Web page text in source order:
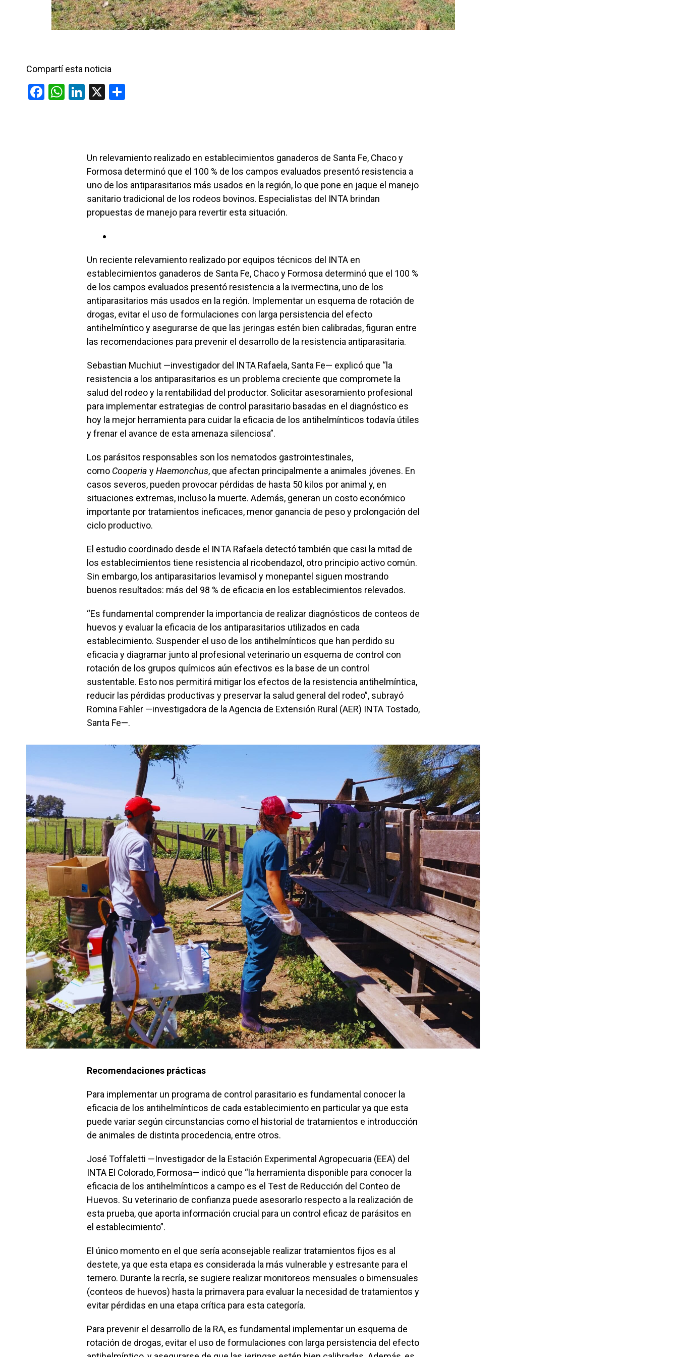
Compartí esta noticia
F
W Li
n
X
ar
tir
Un relevamiento realizado en establecimientos ganaderos de Santa Fe, Chaco y
Formosa determinó que el 100 % de los campos evaluados presentó resistencia a
uno de los antiparasitarios más usados en la región, lo que pone en jaque el manejo
sanitario tradicional de los rodeos bovinos. Especialistas del INTA brindan
propuestas de manejo para revertir esta situación.
Un reciente relevamiento realizado por equipos técnicos del INTA en
establecimientos ganaderos de Santa Fe, Chaco y Formosa determinó que el 100 %
de los campos evaluados presentó resistencia a la ivermectina, uno de los
antiparasitarios más usados en la región. Implementar un esquema de rotación de
drogas, evitar el uso de formulaciones con larga persistencia del efecto
antihelmíntico y asegurarse de que las jeringas estén bien calibradas, figuran entre
las recomendaciones para prevenir el desarrollo de la resistencia antiparasitaria.
Sebastian Muchiut —investigador del INTA Rafaela, Santa Fe— explicó que “la
resistencia a los antiparasitarios es un problema creciente que compromete la
salud del rodeo y la rentabilidad del productor. Solicitar asesoramiento profesional
para implementar estrategias de control parasitario basadas en el diagnóstico es
hoy la mejor herramienta para cuidar la eficacia de los antihelmínticos todavía útiles
y frenar el avance de esta amenaza silenciosa”.
Los parásitos responsables son los nematodos gastrointestinales,
como Cooperia yHaemonchus, que afectan principalmente a animales jóvenes. En
casos severos, pueden provocar pérdidas de hasta 50 kilos por animal y, en
situaciones extremas, incluso la muerte. Además, generan un costo económico
importante por tratamientos ineficaces, menor ganancia de peso y prolongación del
ciclo productivo.
El estudio coordinado desde el INTA Rafaela detectó también que casi la mitad de
los establecimientos tiene resistencia al ricobendazol, otro principio activo común.
Sin embargo, los antiparasitarios levamisol y monepantel siguen mostrando
buenos resultados: más del 98 % de eficacia en los establecimientos relevados.
“Es fundamental comprender la importancia de realizar diagnósticos de conteos de
huevos y evaluar la eficacia de los antiparasitarios utilizados en cada
establecimiento. Suspender el uso de los antihelmínticos que han perdido su
eficacia y diagramar junto al profesional veterinario un esquema de control con
rotación de los grupos químicos aún efectivos es la base de un control
sustentable. Esto nos permitirá mitigar los efectos de la resistencia antihelmíntica,
reducir las pérdidas productivas y preservar la salud general del rodeo”, subrayó
Romina Fahler —investigadora de la Agencia de Extensión Rural (AER) INTA Tostado,
Santa Fe—.
Recomendaciones prácticas
Para implementar un programa de control parasitario es fundamental conocer la
eficacia de los antihelmínticos de cada establecimiento en particular ya que esta
puede variar según circunstancias como el historial de tratamientos e introducción
de animales de distinta procedencia, entre otros.
José Toffaletti —Investigador de la Estación Experimental Agropecuaria (EEA) del
INTA El Colorado, Formosa— indicó que “la herramienta disponible para conocer la
eficacia de los antihelmínticos a campo es el Test de Reducción del Conteo de
Huevos. Su veterinario de confianza puede asesorarlo respecto a la realización de
esta prueba, que aporta información crucial para un control eficaz de parásitos en
el establecimiento”.
El único momento en el que sería aconsejable realizar tratamientos fijos es al
destete, ya que esta etapa es considerada la más vulnerable y estresante para el
ternero. Durante la recría, se sugiere realizar monitoreos mensuales o bimensuales
(conteos de huevos) hasta la primavera para evaluar la necesidad de tratamientos y
evitar pérdidas en una etapa crítica para esta categoría.
Para prevenir el desarrollo de la RA, es fundamental implementar un esquema de
rotación de drogas, evitar el uso de formulaciones con larga persistencia del efecto